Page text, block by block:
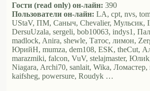
Гости (read only) он-лайн: 390
Пользователи он-лайн: LA, cpt, nvs,
UStaV, ПМ, Саныч, Chevalier, Мульсик,
DersuUzala, sergeli, bob10063, indys1,
madlock, Anira, shewle, Татос, лимон,
ЮрийН, mumza, dem108, ESK, theCut,
marazmiki, falcon, VuV, stelajmaster,
Niagara, Archi70, sanlait, Wika,
kaifsheg, powersure, Roudyk …